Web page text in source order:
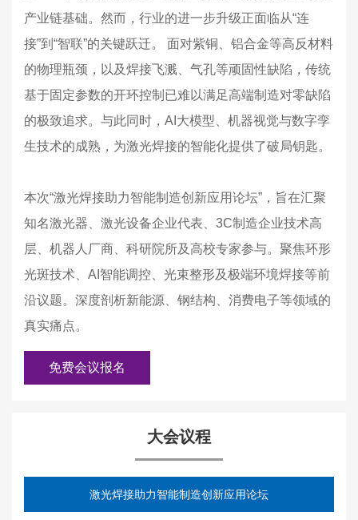
产业链基础。然而，行业的进一步升级正面临从“连
接”到“智联”的关键跃迁。 面对紫铜、铝合金等高反材料
的物理瓶颈，以及焊接飞溅、气孔等顽固性缺陷，传统
基于固定参数的开环控制已难以满足高端制造对零缺陷
的极致追求。与此同时，AI大模型、机器视觉与数字孪
生技术的成熟，为激光焊接的智能化提供了破局钥匙。
本次“激光焊接助力智能制造创新应用论坛”，旨在汇聚
知名激光器、激光设备企业代表、3C制造企业技术高
层、机器人厂商、科研院所及高校专家参与。聚焦环形
光斑技术、AI智能调控、光束整形及极端环境焊接等前
沿议题。深度剖析新能源、钢结构、消费电子等领域的
真实痛点。
免费会议报名
大会议程
激光焊接助力智能制造创新应用论坛